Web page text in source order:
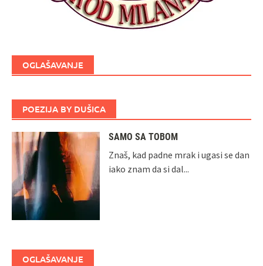
OGLAŠAVANJE
POEZIJA BY DUŠICA
SAMO SA TOBOM
Znaš, kad padne mrak i ugasi se dan
iako znam da si dal...
OGLAŠAVANJE